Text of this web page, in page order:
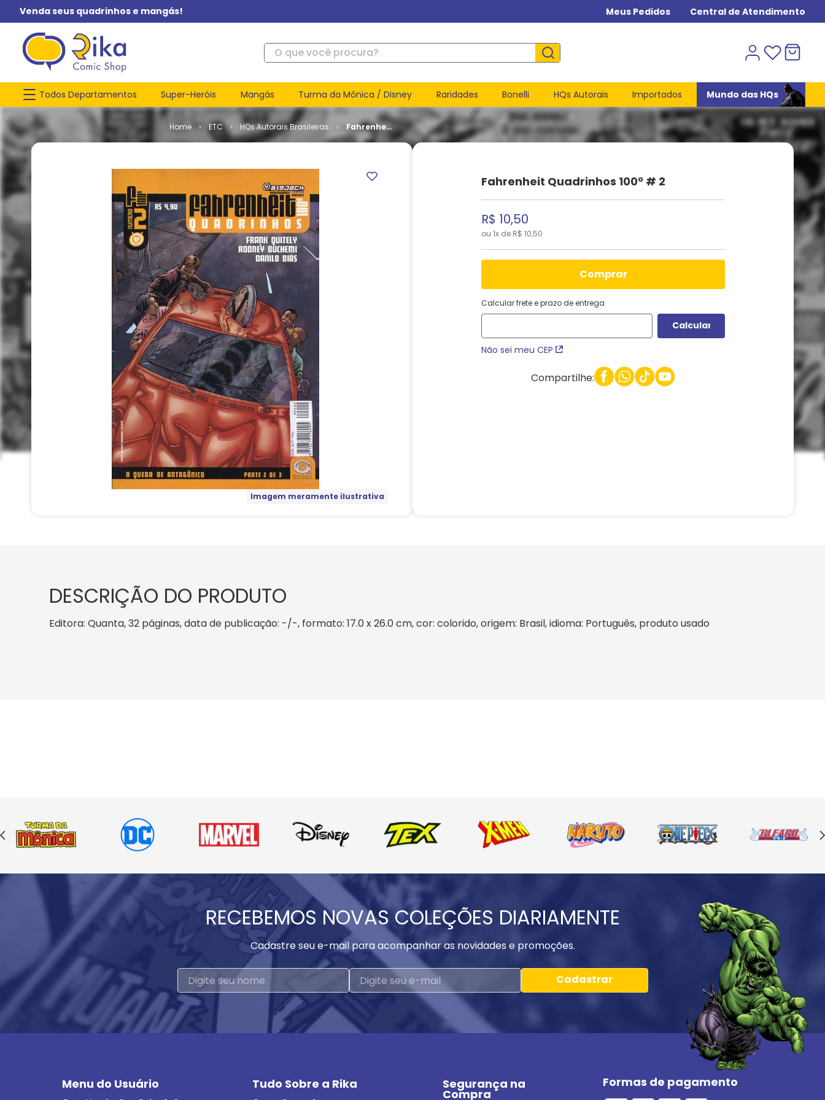
Venda seus quadrinhos e mangás! Meus Pedidos Central de Atendimento
O que você procura?
Todos Departamentos Super-Heróis Mangás Turma da Mônica / Disney Raridades Bonelli HQs Autorais Importados Mundo das HQs
ETC HQs Autorais Brasileiras
Fahrenheit
Quadrinhos
Imagem meramente ilustrativa
Fahrenheit Quadrinhos 100º # 2
R$ 10,50
ou 1x de R$ 10,50
comprar
Calcular frete e prazo de entrega
Não sei meu CEP
Compartilhe:
DESCRIÇÃO DO PRODUTO
Editora: Quanta, 32 páginas, data de publicação: -/-, formato: 17.0 x 26.0 cm, cor: colorido, origem: Brasil, idioma: Português, produto usado
RECEBEMOS NOVAS COLEÇÕES DIARIAMENTE
Cadastre seu e-mail para acompanhar as novidades e promoções.
Cadastrar
Menu do Usuário Tudo Sobre a Rika Segurança na
Compra
Formas de pagamento